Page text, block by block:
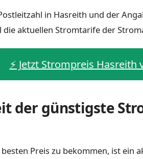
in Hasreith und der
die aktuellen Stromtarife der
⚡️ Jetzt Strompreis Hasreith
der günstigste
Preis zu bekommen, ist ein